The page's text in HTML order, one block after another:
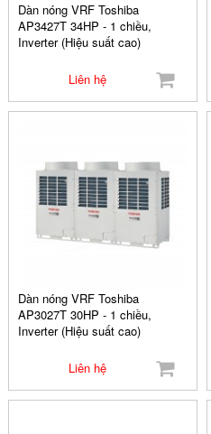
Dàn nóng VRF Toshiba
AP3427T 34HP - 1 chiều,
Inverter (Hiệu suất cao)
Liên hệ
Dàn nóng VRF Toshiba
AP3027T 30HP - 1 chiều,
Inverter (Hiệu suất cao)
Liên hệ